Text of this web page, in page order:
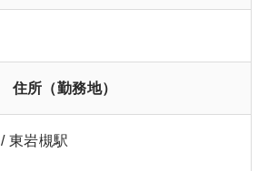
住所（勤務地）
東岩槻駅